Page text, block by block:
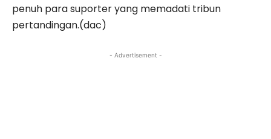
penuh para suporter yang memadati tribun
pertandingan.(dac)
- Advertisement -